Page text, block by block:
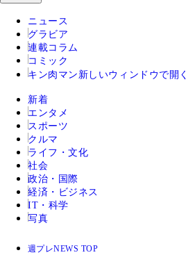
ニュース
グラビア
連載コラム
コミック
キン肉マン 新しいウィンドウで開く
新着
エンタメ
スポーツ
クルマ
ライフ・文化
社会
政治・国際
経済・ビジネス
IT・科学
写真
週プレNEWS TOP